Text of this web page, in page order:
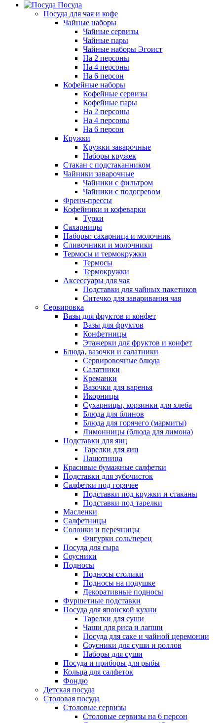
Посуда
Посуда для чая и кофе
Чайные наборы
Чайные сервизы
Чайные пары
Чайные наборы Эгоист
На 2 персоны
На 4 персоны
На 6 персон
Кофейные наборы
Кофейные сервизы
Кофейные пары
На 2 персоны
На 4 персоны
На 6 персон
Кружки
Кружки заварочные
Наборы кружек
Стакан с подстаканником
Чайники заварочные
Чайники с фильтром
Чайники с подогревом
Френч-прессы
Кофейники и кофеварки
Турки
Сахарницы
Наборы: сахарница и молочник
Сливочники и молочники
Термосы и термокружки
Термосы
Термокружки
Аксессуары для чая
Подставки для чайных пакетиков
Ситечко для заваривания чая
Сервировка
Вазы для фруктов и конфет
Вазы для фруктов
Конфетницы
Этажерки для фруктов и конфет
Блюда, вазочки и салатники
Сервировочные блюда
Салатники
Креманки
Вазочки для варенья
Икорницы
Сухарницы, корзинки для хлеба
Блюда для блинов
Блюда для горячего (мармиты)
Лимонницы (блюда для лимона)
Подставки для яиц
Тарелки для яиц
Пашотница
Красивые бумажные салфетки
Подставки для зубочисток
Салфетки под горячее
Подставки под кружки и стаканы
Подставки под тарелки
Масленки
Салфетницы
Солонки и перечницы
Фигурки соль/перец
Посуда для сыра
Соусники
Подносы
Подносы столики
Подносы на подушке
Декоративные подносы
Фуршетные подставки
Посуда для японской кухни
Тарелки для суши
Чаши для риса и лапши
Посуда для саке и чайной церемонии
Соусники для суши и роллов
Наборы для суши
Посуда и приборы для рыбы
Кольца для салфеток
Фондю
Детская посуда
Столовая посуда
Столовые сервизы
Столовые сервизы на 6 персон